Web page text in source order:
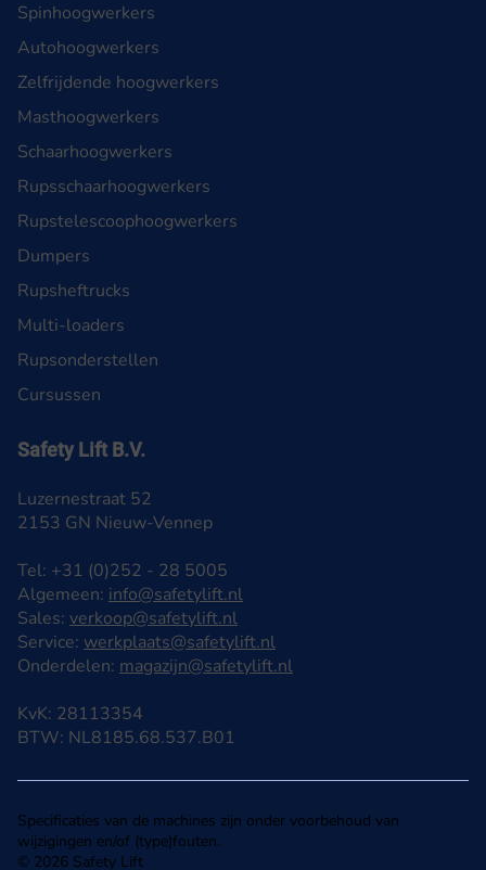
Specificaties van de machines zijn onder voorbehoud van
wijzigingen en/of (type)fouten.
© 2026 Safety Lift
Safety Lift B.V.
Luzernestraat 52
2153 GN Nieuw-Vennep
Tel: +31 (0)252 - 28 5005
Algemeen: info@safetylift.nl
Sales: verkoop@safetylift.nl
Service: werkplaats@safetylift.nl
Onderdelen: magazijn@safetylift.nl
KvK: 28113354
BTW: NL8185.68.537.B01
Spinhoogwerkers
Autohoogwerkers
Zelfrijdende hoogwerkers
Masthoogwerkers
Schaarhoogwerkers
Rupsschaarhoogwerkers
Rupstelescoophoogwerkers
Dumpers
Rupsheftrucks
Multi-loaders
Rupsonderstellen
Cursussen